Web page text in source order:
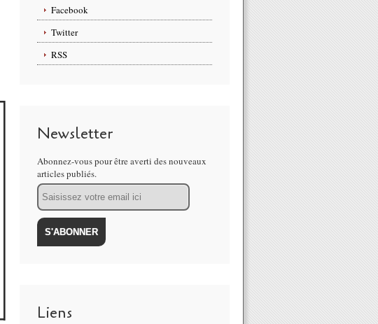
Facebook
Twitter
RSS
Newsletter
Abonnez-vous pour être averti des nouveaux
articles publiés.
Email
Liens